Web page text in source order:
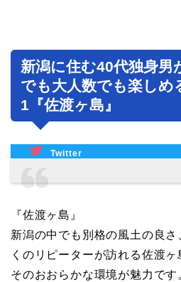
新潟に住む40代独身男
でも大人数でも楽しめ
1『佐渡ヶ島』
Twitter
『佐渡ヶ島』
新潟の中でも別格の風土の良
くのリピーターが訪れる佐渡
そのおおらかな環境が魅力です